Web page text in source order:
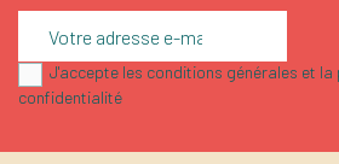
J'accepte les conditions générales et la
confidentialité